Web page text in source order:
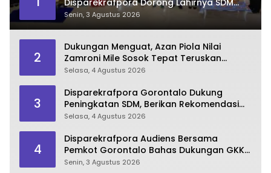
Disparekrafpora Dorong Lahirnya SDM
Pariwisata Unggul
Senin, 3 Agustus 2026
2
Dukungan Menguat, Azan Piola Nilai
Zamroni Mile Sosok Tepat Teruskan
Pembangunan Bone Bolango
Selasa, 4 Agustus 2026
3
Disparekrafpora Gorontalo Dukung
Peningkatan SDM, Berikan Rekomendasi
Studi S3 bagi Pegawai
Selasa, 4 Agustus 2026
4
Disparekrafpora Audiens Bersama
Pemkot Gorontalo Bahas Dukungan GKK
2026
Senin, 3 Agustus 2026